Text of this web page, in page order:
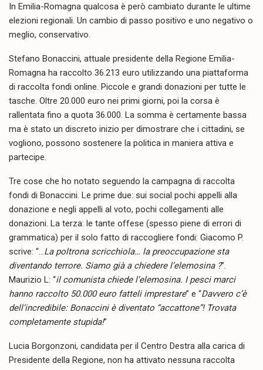
In Emilia-Romagna qualcosa è però cambiato durante le ultime
elezioni regionali. Un cambio di passo positivo e uno negativo o
meglio, conservativo.
Stefano Bonaccini, attuale presidente della Regione Emilia-
Romagna ha raccolto 36.213 euro utilizzando una piattaforma
di raccolta fondi online. Piccole e grandi donazioni per tutte le
tasche. Oltre 20.000 euro nei primi giorni, poi la corsa è
rallentata fino a quota 36.000. La somma è certamente bassa
ma è stato un discreto inizio per dimostrare che i cittadini, se
vogliono, possono sostenere la politica in maniera attiva e
partecipe.
Tre cose che ho notato seguendo la campagna di raccolta
fondi di Bonaccini. Le prime due: sui social pochi appelli alla
donazione e negli appelli al voto, pochi collegamenti alle
donazioni. La terza: le tante offese (spesso piene di errori di
grammatica) per il solo fatto di raccogliere fondi: Giacomo P.
scrive: “…La poltrona scricchiola… la preoccupazione sta
diventando terrore. Siamo già a chiedere l’elemosina ?”.
Maurizio L: “il comunista chiede l’elemosina. I pesci marci
hanno raccolto 50.000 euro fatteli imprestare” e “Davvero c’è
dell’incredibile: Bonaccini è diventato “accattone”! Trovata
completamente stupida!”
Lucia Borgonzoni, candidata per il Centro Destra alla carica di
Presidente della Regione, non ha attivato nessuna raccolta